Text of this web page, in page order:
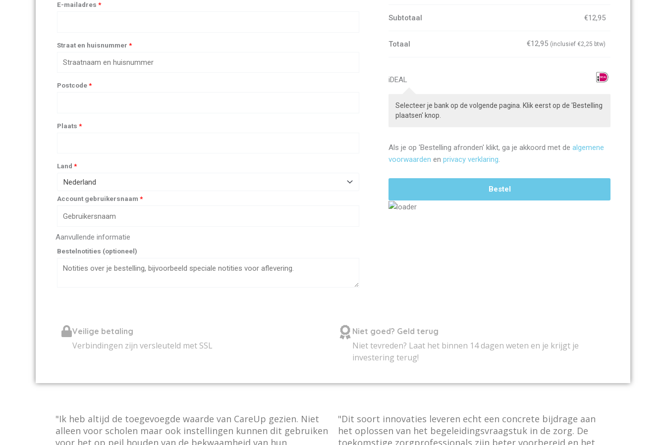
E-mailadres *
Straat en huisnummer *
Postcode*
Plaats *
Land *
Nederland
Account gebruikersnaam *
Aanvullende informatie
Bestelnotities (optioneel)
Subtotaal €12,95
Totaal €12,95 (inclusief €2,25 btw)
iDEAL
Selecteer je bank op de volgende pagina. Klik eerst op de 'Bestelling
plaatsen' knop.
Als je op 'Bestelling afronden' klikt, ga je akkoord met de algemene
voorwaarden en privacy verklaring.
Bestel
Veilige betaling
Verbindingen zijn versleuteld met SSL
Niet goed? Geld terug
Niet tevreden? Laat het binnen 14 dagen weten en je krijgt je
investering terug!
"Ik heb altijd de toegevoegde waarde van CareUp gezien. Niet
alleen voor scholen maar ook instellingen kunnen dit gebruiken
"Dit soort innovaties leveren echt een concrete bijdrage aan
het oplossen van het begeleidingsvraagstuk in de zorg. De